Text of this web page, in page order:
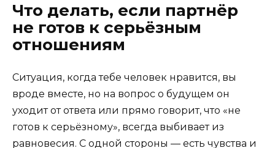
Что делать, если партнёр
не готов к серьёзным
отношениям
Ситуация, когда тебе человек нравится, вы
вроде вместе, но на вопрос о будущем он
уходит от ответа или прямо говорит, что «не
готов к серьёзному», всегда выбивает из
равновесия. С одной стороны — есть чувства и